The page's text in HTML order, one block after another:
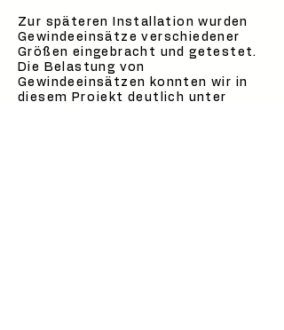
Zur späteren Installation wurden
Gewindeeinsätze verschiedener
Größen eingebracht und getestet.
Die Belastung von
Gewindeeinsätzen konnten wir in
diesem Projekt deutlich unter